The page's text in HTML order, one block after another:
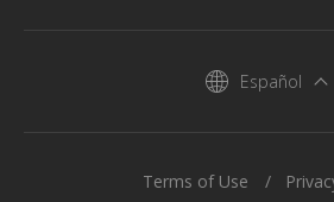
Español
Terms of Use